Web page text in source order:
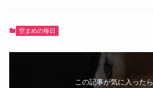
空まめの毎日
この記事が気に入ったら